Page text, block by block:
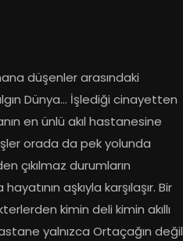
düşenler arasındaki
Dünya… İşlediği cinayetten
en ünlü akıl hastanesine
orada da pek yolunda
çıkılmaz durumların
aşkıyla karşılaşır. Bir
kimin deli kimin akıllı
yalnızca Ortaçağın değil